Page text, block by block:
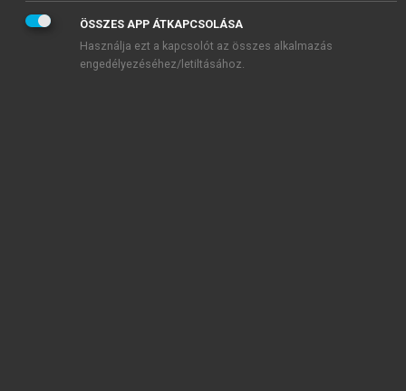
ÖSSZES APP ÁTKAPCSOLÁSA
Használja ezt a kapcsolót az összes alkalmazás
engedélyezéséhez/letiltásához.